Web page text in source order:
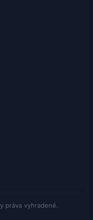
práva vyhradené.